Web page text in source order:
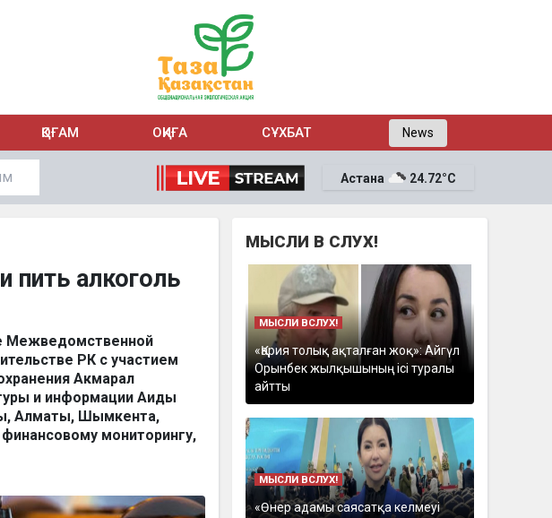
ҚОҒАМ ОҚИҒА СҰХБАТ News
Астана 24.72°C
пить алкоголь
Межведомственной
РК с участием
Акмарал
и информации Аиды
Алматы, Шымкента,
мониторингу,
МЫСЛИ В СЛУХ!
МЫСЛИ ВСЛУХ!
«Қария толық ақталған жоқ»: Айгүл
Орынбек жылқышының ісі туралы
айтты
МЫСЛИ ВСЛУХ!
«Өнер адамы саясатқа келмеуі